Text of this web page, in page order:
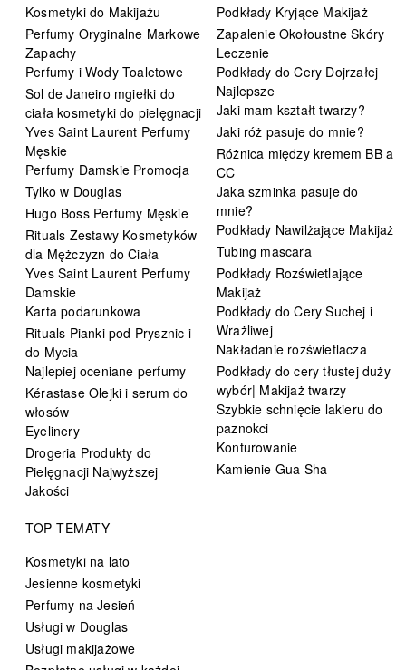
Kosmetyki do Makijażu
Perfumy Oryginalne Markowe
Zapachy
Perfumy i Wody Toaletowe
Sol de Janeiro mgiełki do
ciała kosmetyki do pielęgnacji
Yves Saint Laurent Perfumy
Męskie
Perfumy Damskie Promocja
Tylko w Douglas
Hugo Boss Perfumy Męskie
Rituals Zestawy Kosmetyków
dla Mężczyzn do Ciała
Yves Saint Laurent Perfumy
Damskie
Karta podarunkowa
Rituals Pianki pod Prysznic i
do Mycia
Najlepiej oceniane perfumy
Kérastase Olejki i serum do
włosów
Eyelinery
Drogeria Produkty do
Pielęgnacji Najwyższej
Jakości
Podkłady Kryjące Makijaż
Zapalenie Okołoustne Skóry
Leczenie
Podkłady do Cery Dojrzałej
Najlepsze
Jaki mam kształt twarzy?
Jaki róż pasuje do mnie?
Różnica między kremem BB a
CC
Jaka szminka pasuje do
mnie?
Podkłady Nawilżające Makijaż
Tubing mascara
Podkłady Rozświetlające
Makijaż
Podkłady do Cery Suchej i
Wrażliwej
Nakładanie rozświetlacza
Podkłady do cery tłustej duży
wybór| Makijaż twarzy
Szybkie schnięcie lakieru do
paznokci
Konturowanie
Kamienie Gua Sha
TOP TEMATY
Kosmetyki na lato
Jesienne kosmetyki
Perfumy na Jesień
Usługi w Douglas
Usługi makijażowe